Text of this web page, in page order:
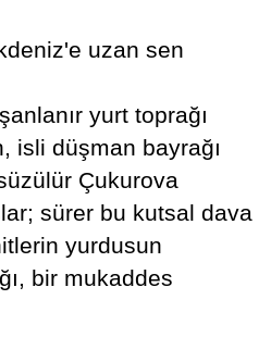
uzan sen
yurt toprağı
isli düşman bayrağı
Çukurova
sürer bu kutsal dava
yurdusun
bir mukaddes